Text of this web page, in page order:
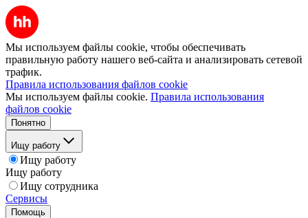
Мы используем файлы cookie, чтобы обеспечивать
правильную работу нашего веб-сайта и анализировать сетевой
трафик.
Правила использования файлов cookie
Мы используем файлы cookie. Правила использования
файлов cookie
Понятно
Ищу работу
Ищу работу
Ищу работу
Ищу сотрудника
Сервисы
Помощь